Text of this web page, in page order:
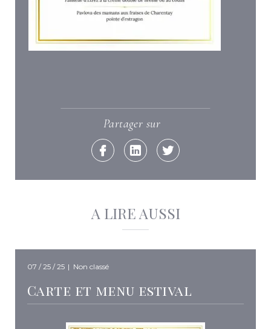
Partager sur
Facebook Linkedin Twitter
A LIRE AUSSI
07 / 25 / 25 | Non classé
Carte et menu estival